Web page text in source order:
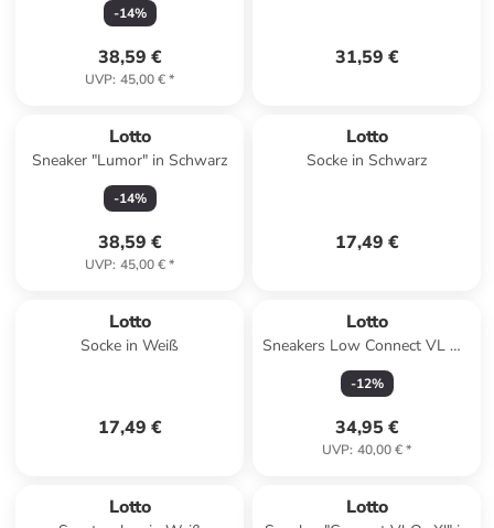
-14%
38,59 €
UVP: 45,00 €*
31,59 €
Lotto
Sneaker "Lumor" in Schwarz
-14%
38,59 €
UVP: 45,00 €*
Lotto
Socke in Schwarz
17,49 €
Lotto
Socke in Weiß
17,49 €
Lotto
Sneakers Low Connect VL OC
in schwarz
-12%
34,95 €
UVP: 40,00 €*
Lotto Lotto